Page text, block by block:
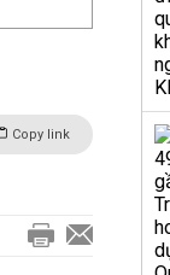
Copy link